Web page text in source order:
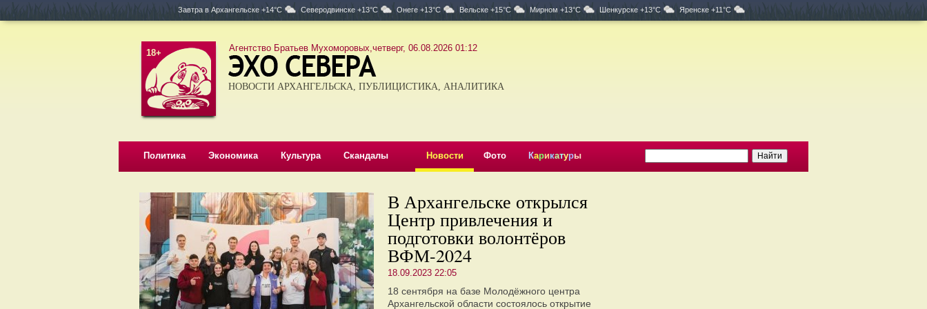
Завтра в Архангельске +14°C Северодвинске +13°C Онеге +13°C Вельске +15°C Мирном +13°C Шенкурске +13°C Яренске +11°C
18+ Агентство Братьев Мухоморовых,четверг, 06.08.2026 01:12
НОВОСТИ АРХАНГЕЛЬСКА, ПУБЛИЦИСТИКА, АНАЛИТИКА
Политика Экономика Культура Скандалы Новости Фото Карикатуры
В Архангельске открылся
Центр привлечения и
подготовки волонтёров
ВФМ-2024
18.09.2023 22:05
18 сентября на базе Молодёжного центра
Архангельской области состоялось открытие